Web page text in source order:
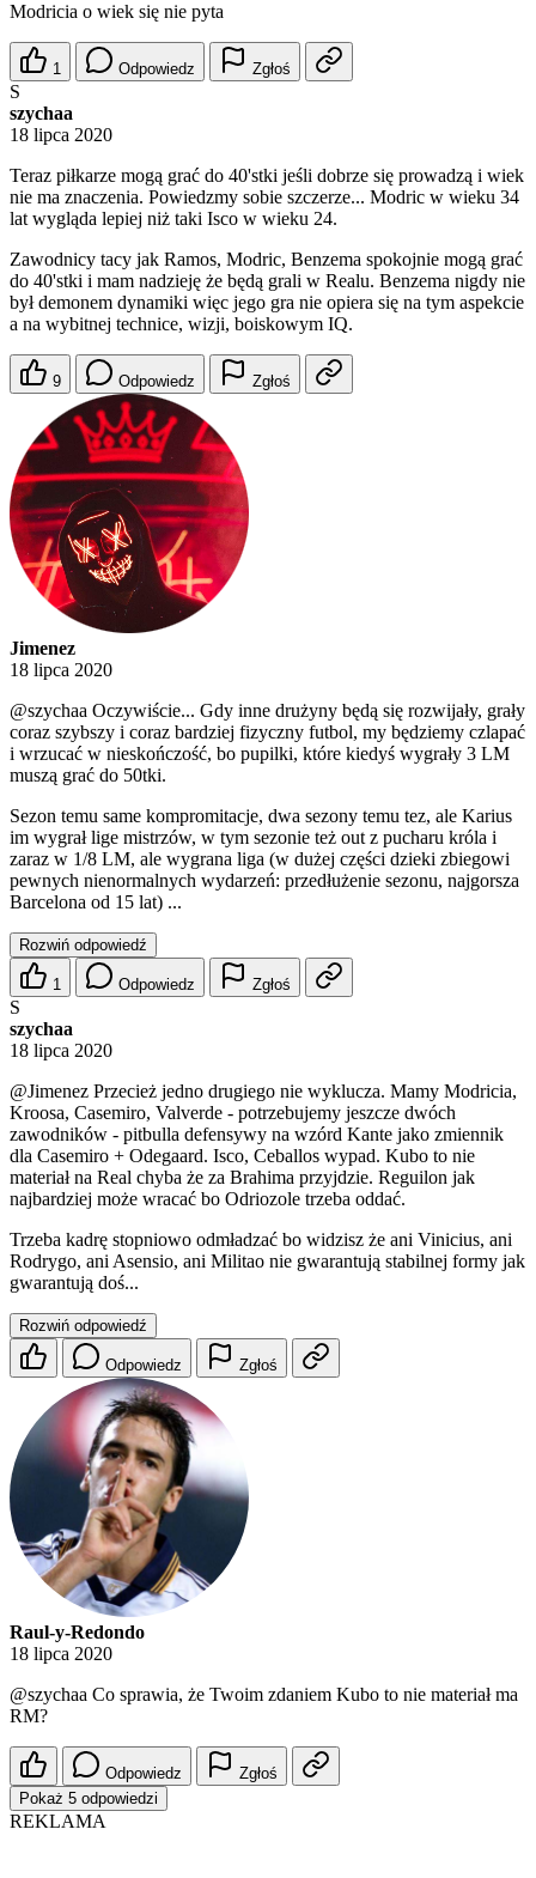
Modricia o wiek się nie pyta
1 Odpowiedz Zgłoś
S
szychaa
18 lipca 2020
Teraz piłkarze mogą grać do 40'stki jeśli dobrze się prowadzą i wiek
nie ma znaczenia. Powiedzmy sobie szczerze... Modric w wieku 34
lat wygląda lepiej niż taki Isco w wieku 24.
Zawodnicy tacy jak Ramos, Modric, Benzema spokojnie mogą grać
do 40'stki i mam nadzieję że będą grali w Realu. Benzema nigdy nie
był demonem dynamiki więc jego gra nie opiera się na tym aspekcie
a na wybitnej technice, wizji, boiskowym IQ.
9 Odpowiedz Zgłoś
Jimenez
18 lipca 2020
@szychaa Oczywiście... Gdy inne drużyny będą się rozwijały, grały
coraz szybszy i coraz bardziej fizyczny futbol, my będziemy czlapać
i wrzucać w nieskończość, bo pupilki, które kiedyś wygrały 3 LM
muszą grać do 50tki.
Sezon temu same kompromitacje, dwa sezony temu tez, ale Karius
im wygrał lige mistrzów, w tym sezonie też out z pucharu króla i
zaraz w 1/8 LM, ale wygrana liga (w dużej części dzieki zbiegowi
pewnych nienormalnych wydarzeń: przedłużenie sezonu, najgorsza
Barcelona od 15 lat) ...
Rozwiń odpowiedź
1 Odpowiedz Zgłoś
S
szychaa
18 lipca 2020
@Jimenez Przecież jedno drugiego nie wyklucza. Mamy Modricia,
Kroosa, Casemiro, Valverde - potrzebujemy jeszcze dwóch
zawodników - pitbulla defensywy na wzórd Kante jako zmiennik
dla Casemiro + Odegaard. Isco, Ceballos wypad. Kubo to nie
materiał na Real chyba że za Brahima przyjdzie. Reguilon jak
najbardziej może wracać bo Odriozole trzeba oddać.
Trzeba kadrę stopniowo odmładzać bo widzisz że ani Vinicius, ani
Rodrygo, ani Asensio, ani Militao nie gwarantują stabilnej formy jak
gwarantują doś...
Rozwiń odpowiedź
Odpowiedz Zgłoś
Raul-y-Redondo
18 lipca 2020
@szychaa Co sprawia, że Twoim zdaniem Kubo to nie materiał ma
RM?
Odpowiedz
Zgłoś
Pokaż 5 odpowiedzi
REKLAMA